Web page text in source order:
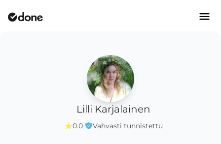
Lilli Karjalainen
0.0· Vahvasti tunnistettu